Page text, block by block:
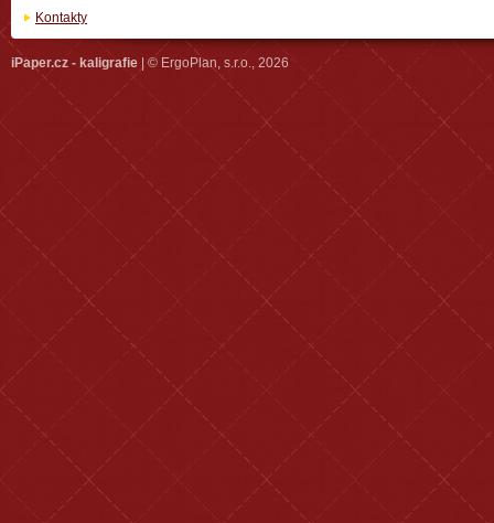
Kontakty
iPaper.cz - kaligrafie | © ErgoPlan, s.r.o., 2026